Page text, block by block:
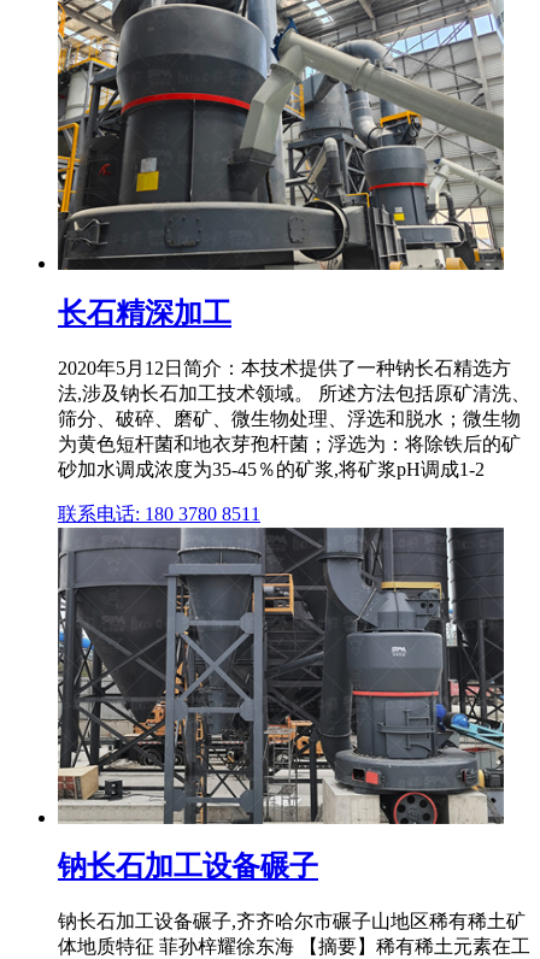
长石精深加工
2020年5月12日简介：本技术提供了一种钠长石精选方
法,涉及钠长石加工技术领域。 所述方法包括原矿清洗、
筛分、破碎、磨矿、微生物处理、浮选和脱水；微生物
为黄色短杆菌和地衣芽孢杆菌；浮选为：将除铁后的矿
砂加水调成浓度为35‑45％的矿浆,将矿浆pH调成1‑2
联系电话: 180 3780 8511
钠长石加工设备碾子
钠长石加工设备碾子,齐齐哈尔市碾子山地区稀有稀土矿
体地质特征 菲孙梓耀徐东海 【摘要】稀有稀土元素在工